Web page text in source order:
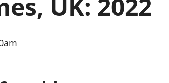
a
Cyllid
aelwydydd
UK: 2022